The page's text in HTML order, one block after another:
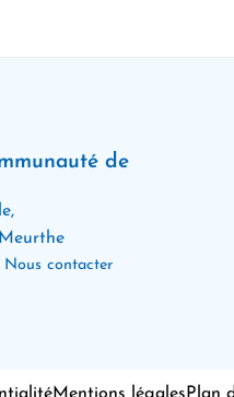
de
Nous contacter